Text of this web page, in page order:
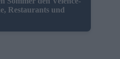
Restaurants und